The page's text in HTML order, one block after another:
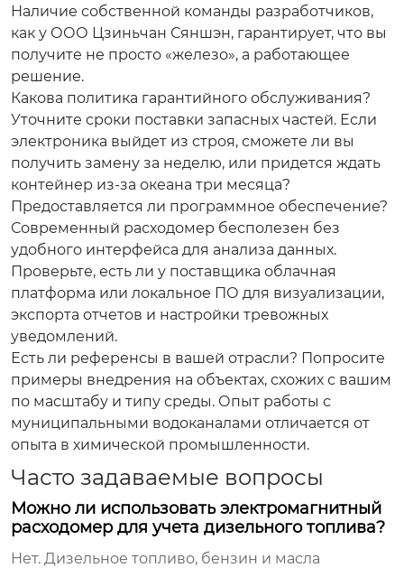
Наличие собственной команды разработчиков,
как у ООО Цзиньчан Сяншэн, гарантирует, что вы
получите не просто «железо», а работающее
решение.
Какова политика гарантийного обслуживания?
Уточните сроки поставки запасных частей. Если
электроника выйдет из строя, сможете ли вы
получить замену за неделю, или придется ждать
контейнер из-за океана три месяца?
Предоставляется ли программное обеспечение?
Современный расходомер бесполезен без
удобного интерфейса для анализа данных.
Проверьте, есть ли у поставщика облачная
платформа или локальное ПО для визуализации,
экспорта отчетов и настройки тревожных
уведомлений.
Есть ли референсы в вашей отрасли? Попросите
примеры внедрения на объектах, схожих с вашим
по масштабу и типу среды. Опыт работы с
муниципальными водоканалами отличается от
опыта в химической промышленности.
Часто задаваемые вопросы
Можно ли использовать электромагнитный
расходомер для учета дизельного топлива?
Нет. Дизельное топливо, бензин и масла